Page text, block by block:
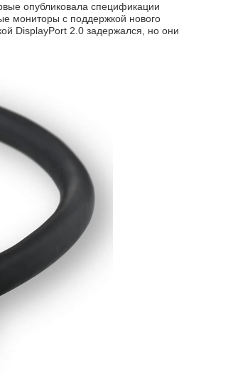
опубликовала спецификации
мониторы с поддержкой нового
DisplayPort 2.0 задержался, но они